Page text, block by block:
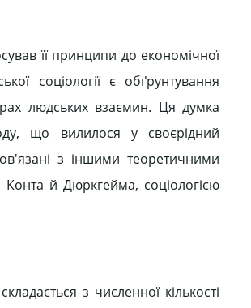
її принципи до економічної
соціології є обґрунтування
людських взаємин. Ця думка
що вилилося у своєрідний
з іншими теоретичними
Конта й Дюркгейма, соціологією
з численної кількості